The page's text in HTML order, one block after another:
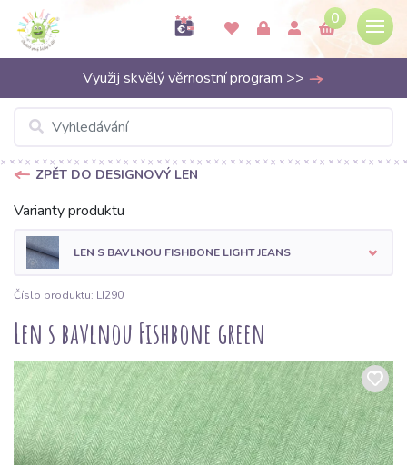
0
Využij skvělý věrnostní program >>
ZPĚT DO DESIGNOVÝ LEN
Varianty produktu
LEN S BAVLNOU FISHBONE LIGHT JEANS
Číslo produktu: LI290
Len s bavlnou Fishbone green